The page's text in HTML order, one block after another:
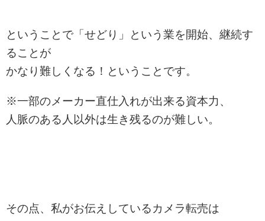
ということで「せどり」という業を開始、継続す
ることが
かなり難しくなる！ということです。
※一部のメーカー直仕入れが出来る資本力、
人脈のある人以外は生き残るのが難しい。
その点、私がお伝えしているカメラ転売は